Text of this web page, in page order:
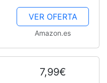
VER OFERTA
Amazon.es
7,99€